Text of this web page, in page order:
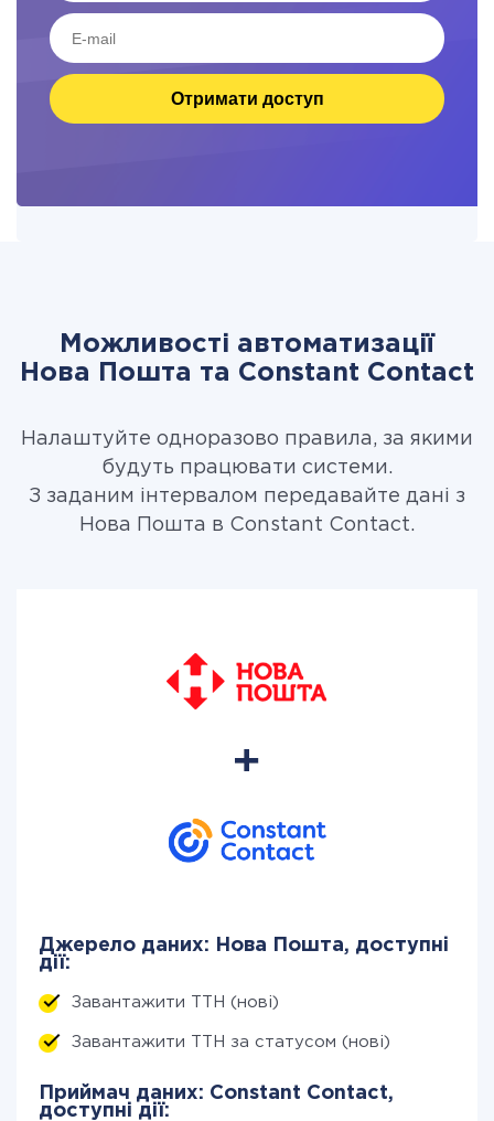
Отримати доступ
Можливості автоматизації
Нова Пошта та Constant Contact
Налаштуйте одноразово правила, за якими
будуть працювати системи.
З заданим інтервалом передавайте дані з
Нова Пошта в Constant Contact.
Джерело даних: Нова Пошта, доступні
дії:
Завантажити ТТН (нові)
Завантажити ТТН за статусом (нові)
Приймач даних: Constant Contact,
доступні дії: